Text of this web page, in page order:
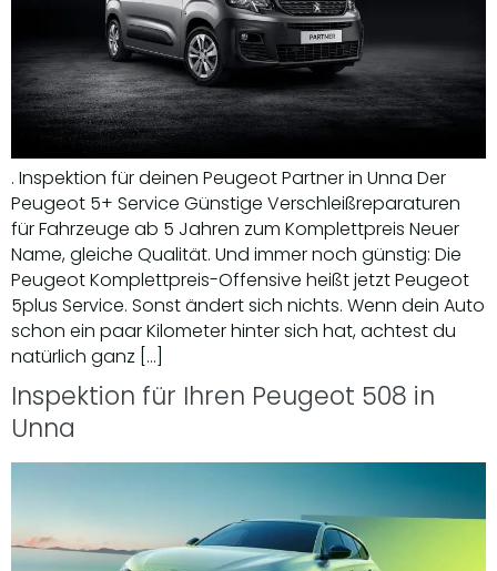
. Inspektion für deinen Peugeot Partner in Unna Der
Peugeot 5+ Service Günstige Verschleißreparaturen
für Fahrzeuge ab 5 Jahren zum Komplettpreis Neuer
Name, gleiche Qualität. Und immer noch günstig: Die
Peugeot Komplettpreis-Offensive heißt jetzt Peugeot
5plus Service. Sonst ändert sich nichts. Wenn dein Auto
schon ein paar Kilometer hinter sich hat, achtest du
natürlich ganz […]
Inspektion für Ihren Peugeot 508 in
Unna